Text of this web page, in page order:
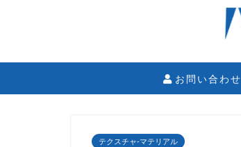
お問い合わせ
テクスチャ-マテリアル